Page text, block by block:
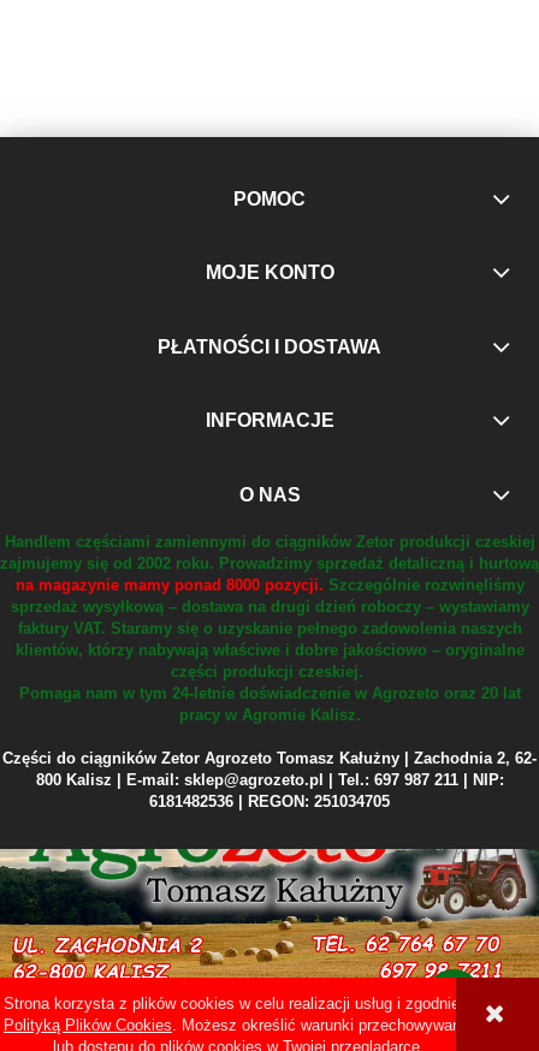
Strona korzysta z plików cookies w celu realizacji usług i zgodnie z
Polityką Plików Cookies. Możesz określić warunki przechowywania
lub dostępu do plików cookies w Twojej przeglądarce.
POMOC
MOJE KONTO
PŁATNOŚCI I DOSTAWA
INFORMACJE
O NAS
Handlem częściami zamiennymi do ciągników Zetor produkcji czeskiej
zajmujemy się od 2002 roku. Prowadzimy sprzedaż detaliczną i hurtową
na magazynie mamy ponad 8000 pozycji. Szczególnie rozwinęliśmy
sprzedaż wysyłkową – dostawa na drugi dzień roboczy – wystawiamy
faktury VAT. Staramy się o uzyskanie pełnego zadowolenia naszych
klientów, którzy nabywają właściwe i dobre jakościowo – oryginalne
części produkcji czeskiej.
Pomaga nam w tym 24-letnie doświadczenie w Agrozeto oraz 20 lat
pracy w Agromie Kalisz.
Części do ciągników Zetor Agrozeto Tomasz Kałużny | Zachodnia 2, 62-
800 Kalisz | E-mail: sklep@agrozeto.pl | Tel.: 697 987 211 | NIP:
6181482536 | REGON: 251034705
Sklep internetowy Shoper Premium